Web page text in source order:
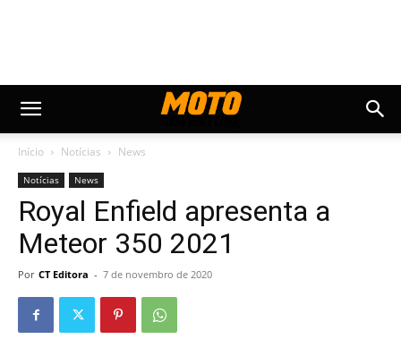
Início Notícias News
Notícias News
Royal Enfield apresenta a
Meteor 350 2021
Por CT Editora - 7 de novembro de 2020